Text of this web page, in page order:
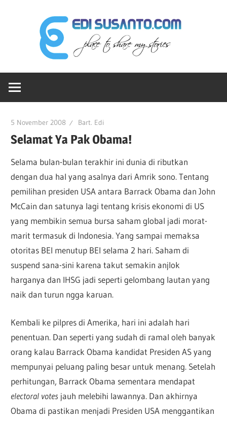
ku
Cerita
5 November 2008 Bart. Edi
Selamat Ya Pak Obama!
Selama bulan-bulan terakhir ini dunia di ributkan
dengan dua hal yang asalnya dari Amrik sono. Tentang
pemilihan presiden USA antara Barrack Obama dan John
McCain dan satunya lagi tentang krisis ekonomi di US
yang membikin semua bursa saham global jadi morat-
marit termasuk di Indonesia. Yang sampai memaksa
otoritas BEI menutup BEI selama 2 hari. Saham di
suspend sana-sini karena takut semakin anjlok
harganya dan IHSG jadi seperti gelombang lautan yang
naik dan turun ngga karuan.
Kembali ke pilpres di Amerika, hari ini adalah hari
penentuan. Dan seperti yang sudah di ramal oleh banyak
orang kalau Barrack Obama kandidat Presiden AS yang
mempunyai peluang paling besar untuk menang. Setelah
perhitungan, Barrack Obama sementara mendapat
electoral votes jauh melebihi lawannya. Dan akhirnya
Obama di pastikan menjadi Presiden USA menggantikan